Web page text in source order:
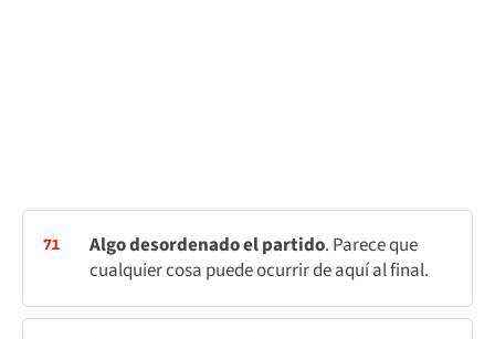
71 Algo desordenado el partido. Parece que
cualquier cosa puede ocurrir de aquí al final.